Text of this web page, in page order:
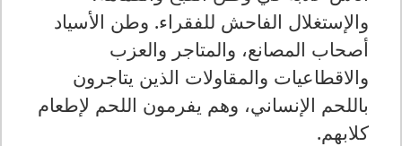
والإستغلال الفاحش للفقراء. وطن الأسياد
أصحاب المصانع، والمتاجر والعزب
والاقطاعيات والمقاولات الذين يتاجرون
باللحم الإنساني، وهم يفرمون اللحم لإطعام
كلابهم.